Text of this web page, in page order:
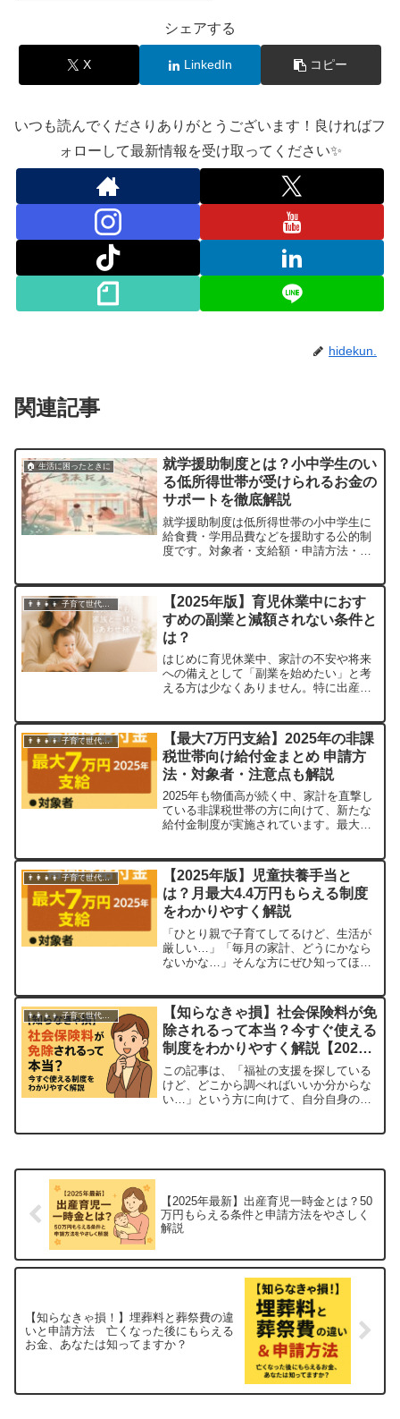
シェアする
X LinkedIn コピー
いつも読んでくださりありがとうございます！良ければフ
ォローして最新情報を受け取ってください✨
hidekun.
関連記事
🏠 生活に困ったときに
就学援助制度とは？小中学生のい
る低所得世帯が受けられるお金の
サポートを徹底解説
就学援助制度は低所得世帯の小中学生に
給食費・学用品費などを援助する公的制
度です。対象者・支給額・申請方法・注
【2025年版】育児休業中におす
すめの副業と減額されない条件と
は？
はじめに育児休業中、家計の不安や将来
への備えとして「副業を始めたい」と考
える方は少なくありません。特に出産や
育児の合間に社会との接点を持ちたいと
いう気持ちは非常に自然なものです。ま
た、近年では在宅でできる仕事や、スキ
マ時間で行える...
👨‍👩‍👧‍👦 子育て世代・ひとり親家庭
【最大7万円支給】2025年の非課
税世帯向け給付金まとめ 申請方
法・対象者・注意点も解説
2025年も物価高が続く中、家計を直撃し
ている非課税世帯の方に向けて、新たな
給付金制度が実施されています。最大で7
い」ケースも多くあります。この記事で
は、対象者・支給内容・申請方法・注意
点をわかりやすく解説します。1. 制度の
概要...
👨‍👩‍👧‍👦 子育て世代・ひとり親家庭
【2025年版】児童扶養手当と
は？月最大4.4万円もらえる制度
をわかりやすく解説
「ひとり親で子育てしてるけど、生活が
厳しい…」「毎月の家計、どうにかなら
ないかな…」そんな方にぜひ知ってほし
で月4.4万円以上の支給も可能に！特に第
3子以降の増額や所得制限の緩和は見逃せ
ません。児童扶養手当とは？児童扶養手
当...
【知らなきゃ損】社会保険料が免
除されるって本当？今すぐ使える
制度をわかりやすく解説【2025
年版】
この記事は、「福祉の支援を探している
けど、どこから調べればいいか分からな
い…」という方に向けて、自分自身の経
えるのは本当に大変ですよね。その中で
【2025年最新】出産育児一時金とは？50
万円もらえる条件と申請方法をやさしく
解説
【知らなきゃ損！】埋葬料と葬祭費の違
いと申請方法 亡くなった後にもらえる
お金、あなたは知ってますか？